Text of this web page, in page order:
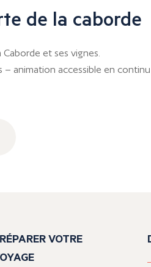
de la caborde
et ses vignes.
– animation accessible en
VOTRE